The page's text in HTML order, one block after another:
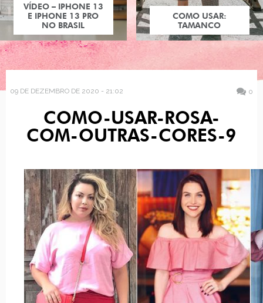
VÍDEO – IPHONE 13
E IPHONE 13 PRO
NO BRASIL
COMO USAR:
TAMANCO
09 DE DEZEMBRO DE 2020 - 21:02 0
COMO-USAR-ROSA-
COM-OUTRAS-CORES-9